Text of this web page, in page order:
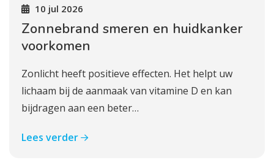
10 jul 2026
Zonnebrand smeren en huidkanker
voorkomen
Zonlicht heeft positieve effecten. Het helpt uw
lichaam bij de aanmaak van vitamine D en kan
bijdragen aan een beter…
Lees verder